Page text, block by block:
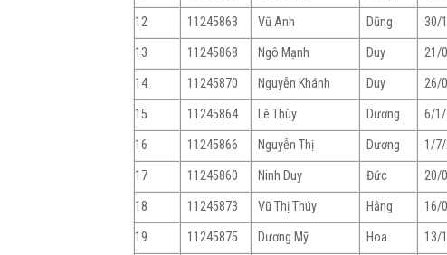
12
11245863 Vũ Anh Dũng
30/
13
11245868 Ngô Mạnh Duy
21/
14
11245870 Nguyễn Khánh Duy
26/
15
11245864 Lê Thùy Dương
6/1/
16
11245866 Nguyễn Thị Dương
1/
17
11245860 Ninh Duy Đức
20/
18
11245873 Vũ Thị Thúy Hằng
16/
19
11245875 Dương Mỹ Hoa
13/